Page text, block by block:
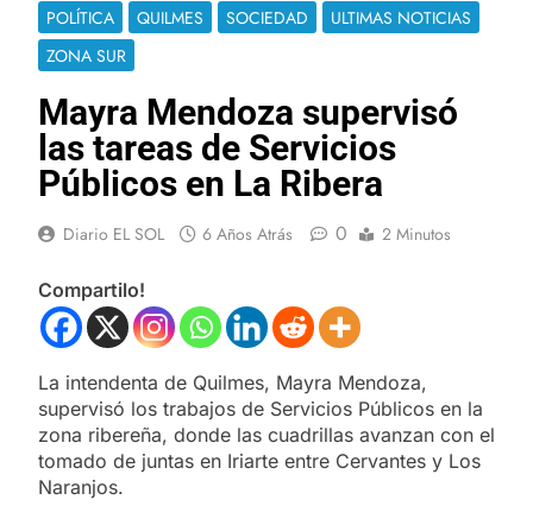
POLÍTICA QUILMES SOCIEDAD
ULTIMAS NOTICIAS
ZONA SUR
Mayra Mendoza supervisó
las tareas de Servicios
Públicos en La Ribera
Diario EL SOL 6 Años Atrás 0 2 Minutos
Compartilo!
La intendenta de Quilmes, Mayra Mendoza,
supervisó los trabajos de Servicios Públicos en la
zona ribereña, donde las cuadrillas avanzan con el
tomado de juntas en Iriarte entre Cervantes y Los
Naranjos.